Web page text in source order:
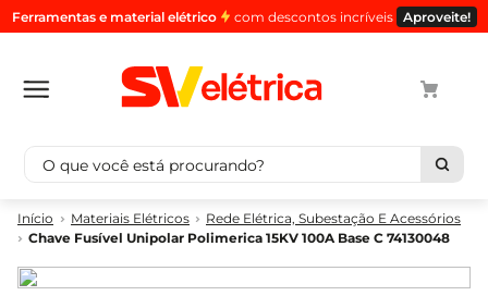
Ferramentas e material elétrico com descontos incríveis Aproveite!
O que você está procurando?
Materiais Elétricos
Rede Elétrica, Subestação E Acessórios
Chave Fusível Unipolar Polimerica 15KV 100A Base C 74130048
Termos mais buscados
2º
luminaria